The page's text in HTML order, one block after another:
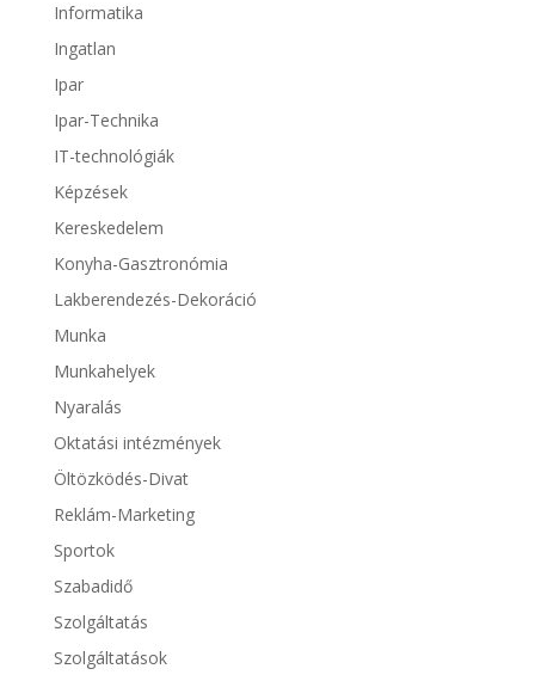
Informatika
Ingatlan
Ipar
Ipar-Technika
IT-technológiák
Képzések
Kereskedelem
Konyha-Gasztronómia
Lakberendezés-Dekoráció
Munka
Munkahelyek
Nyaralás
Oktatási intézmények
Öltözködés-Divat
Reklám-Marketing
Sportok
Szabadidő
Szolgáltatás
Szolgáltatások